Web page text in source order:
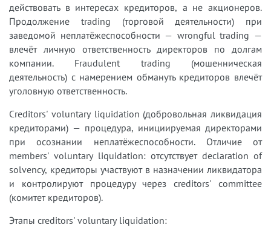
действовать в интересах кредиторов, а не акционеров.
Продолжение trading (торговой деятельности) при
заведомой неплатёжеспособности — wrongful trading —
влечёт личную ответственность директоров по долгам
компании. Fraudulent trading (мошенническая
деятельность) с намерением обмануть кредиторов влечёт
уголовную ответственность.
Creditors' voluntary liquidation (добровольная ликвидация
кредиторами) — процедура, инициируемая директорами
при осознании неплатёжеспособности. Отличие от
members' voluntary liquidation: отсутствует declaration of
solvency, кредиторы участвуют в назначении ликвидатора
и контролируют процедуру через creditors' committee
(комитет кредиторов).
Этапы creditors' voluntary liquidation: